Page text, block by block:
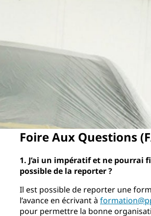
Foire Aux Questions
1. J’ai un impératif et ne pourrai
possible de la reporter ?
Il est possible de reporter une
l’avance en écrivant à
pour permettre la bonne